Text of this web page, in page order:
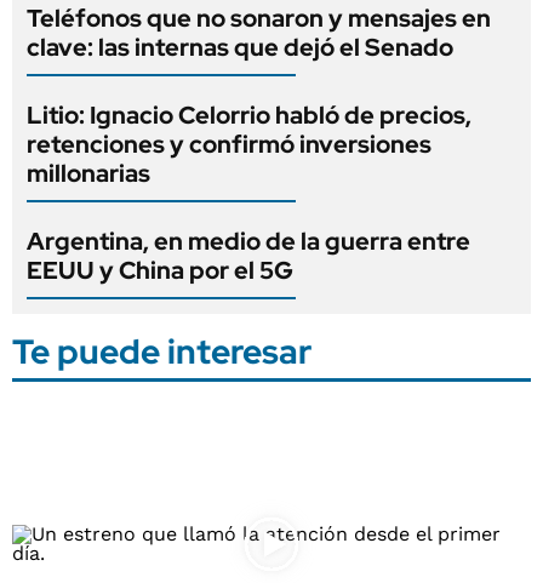
Teléfonos que no sonaron y mensajes en
clave: las internas que dejó el Senado
Litio: Ignacio Celorrio habló de precios,
retenciones y confirmó inversiones
millonarias
Argentina, en medio de la guerra entre
EEUU y China por el 5G
Te puede interesar